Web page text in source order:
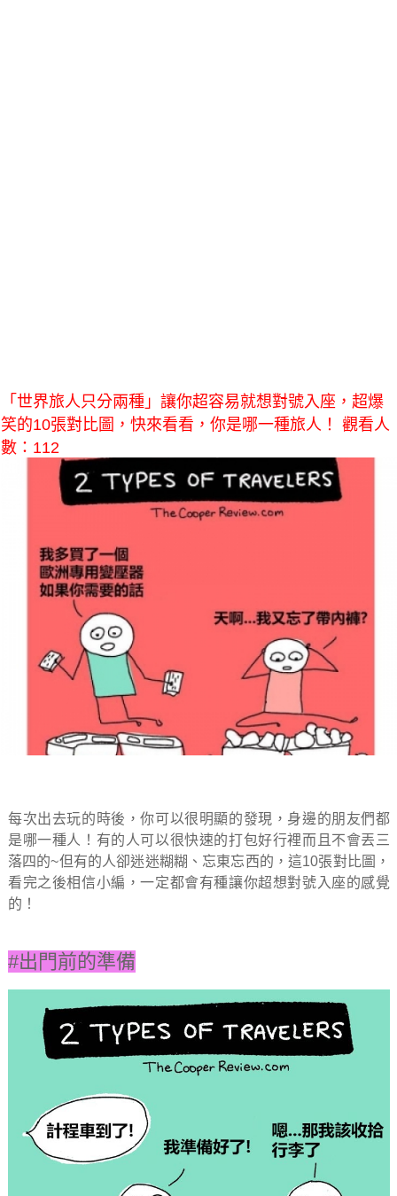
「世界旅人只分兩種」讓你超容易就想對號入座，超爆
笑的10張對比圖，快來看看，你是哪一種旅人！ 觀看人
數：112
每次出去玩的時後，你可以很明顯的發現，身邊的朋友們都
是哪一種人！有的人可以很快速的打包好行裡而且不會丟三
落四的~但有的人卻迷迷糊糊、忘東忘西的，這10張對比圖，
看完之後相信小編，一定都會有種讓你超想對號入座的感覺
的！
#出門前的準備